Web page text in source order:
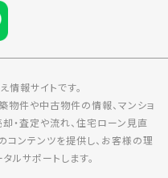
情報サイトです。
件や中古物件の情報、マンショ
却・査定や流れ、住宅ローン見直
コンテンツを提供し、お客様の理
ルサポートします。